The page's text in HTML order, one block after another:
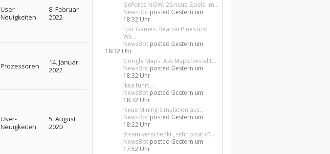
User-
Neuigkeiten
8. Februar
2022
Prozessoren
14. Januar
2022
User-
Neuigkeiten
5. August
2020
GeForce NOW: 26 neue Spiele im...
NewsBot posted Gestern um
18:32 Uhr
Epic Games: Beacon Pines und
We...
NewsBot posted Gestern um
18:32 Uhr
Google Maps: Ask Maps bestellt...
NewsBot posted Gestern um
18:32 Uhr
Ikea führt...
NewsBot posted Gestern um
18:32 Uhr
Neue Mining-Simulation aus...
NewsBot posted Gestern um
18:22 Uhr
Steam verschenkt „sehr positiv“...
NewsBot posted Gestern um
17:52 Uhr